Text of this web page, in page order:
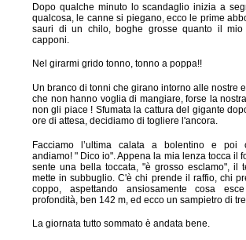
Dopo qualche minuto lo scandaglio inizia a
qualcosa, le canne si piegano, ecco le prime
sauri di un chilo, boghe grosse quanto il mio
capponi.
Nel girarmi grido tonno, tonno a poppa!!
Un branco di tonni che girano intorno alle nostre
che non hanno voglia di mangiare, forse la
non gli piace ! Sfumata la cattura del gigante
ore di attesa, decidiamo di togliere l'ancora.
Facciamo l’ultima calata a bolentino e poi
andiamo! " Dico io". Appena la mia lenza tocca il
sente una bella toccata, "è grosso esclamo", il
mette in subbuglio. C'è chi prende il raffio, chi
coppo, aspettando ansiosamente cosa
profondità, ben 142 m, ed ecco un sampietro di
La giornata tutto sommato è andata bene.